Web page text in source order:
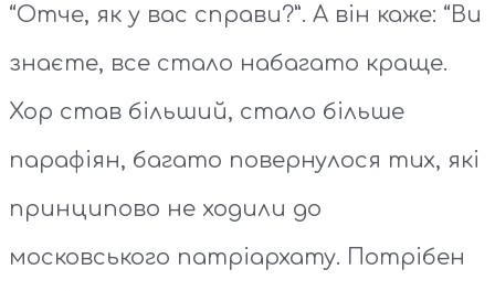
“Отче, як у вас справи?”. А він каже: “Ви
знаєте, все стало набагато краще.
Хор став більший, стало більше
парафіян, багато повернулося тих, які
принципово не ходили до
московського патріархату. Потрібен